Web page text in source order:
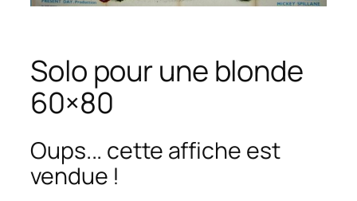
Solo pour une blonde
60×80
Oups... cette affiche est
vendue !